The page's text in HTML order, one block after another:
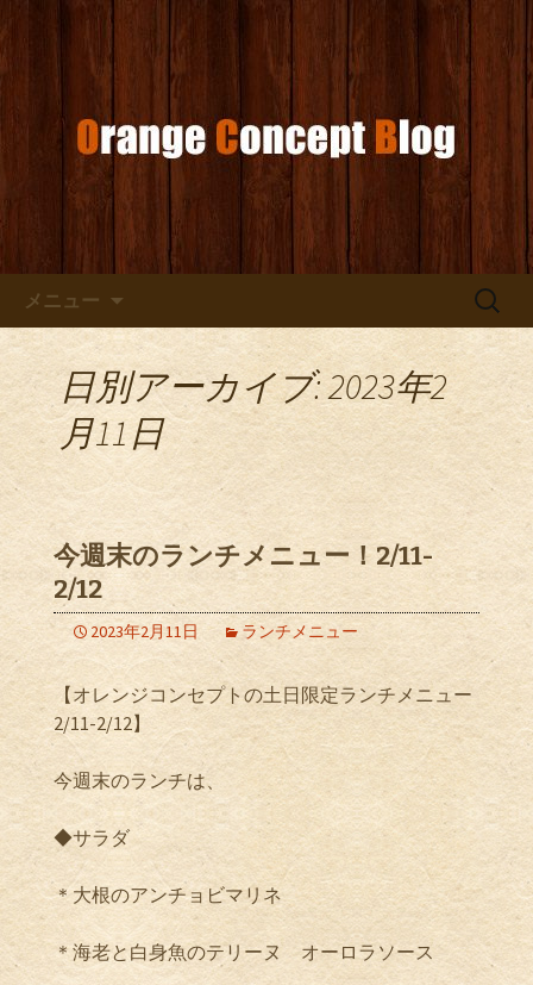
オレンジコンセプトブログ
お店からのお知らせ
メニュー
検
日別アーカイブ: 2023年2
月11日
今週末のランチメニュー！2/11-
2/12
2023年2月11日 ランチメニュー
【オレンジコンセプトの土日限定ランチメニュー
2/11-2/12】
今週末のランチは、
◆サラダ
＊大根のアンチョビマリネ
＊海老と白身魚のテリーヌ オーロラソース